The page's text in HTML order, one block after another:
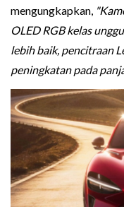
mengungkapkan,
OLED RGB kelas
lebih baik, pencitraan
peningkatan pada